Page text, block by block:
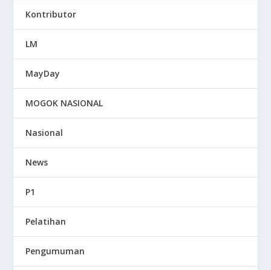
Kontributor
LM
MayDay
MOGOK NASIONAL
Nasional
News
P1
Pelatihan
Pengumuman